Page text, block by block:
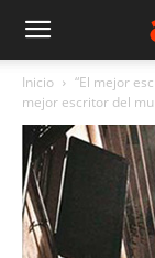
Inicio “El mejor
mejor escritor del